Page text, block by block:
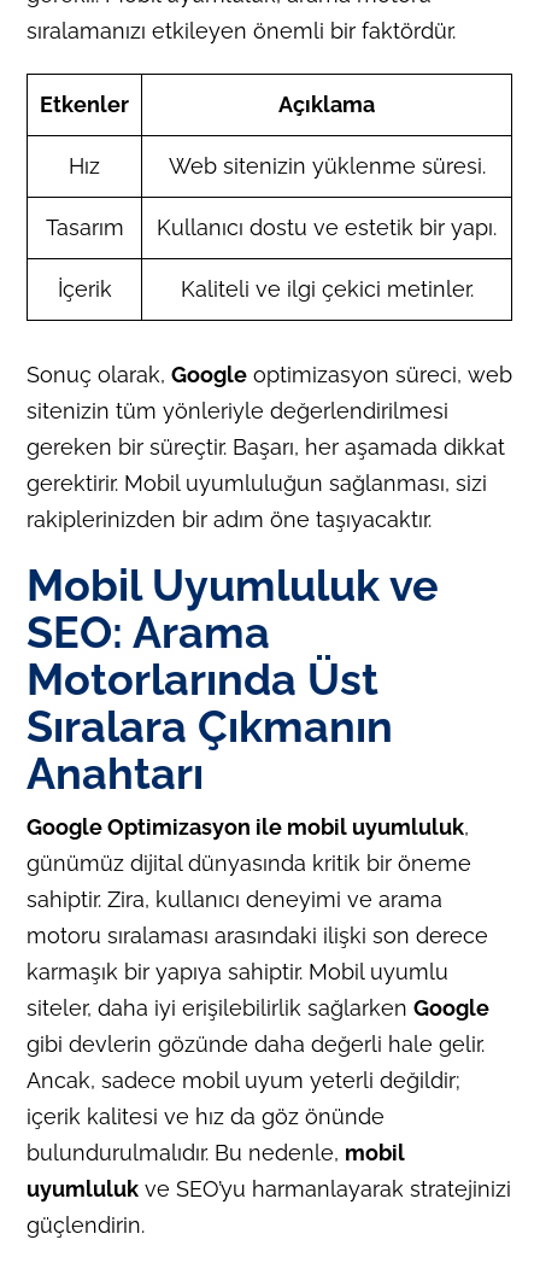
sıralamanızı etkileyen önemli bir faktördür.
Etkenler Açıklama
Hız Web sitenizin yüklenme süresi.
Tasarım Kullanıcı dostu ve estetik bir yapı.
İçerik Kaliteli ve ilgi çekici metinler.
Sonuç olarak,Google optimizasyon süreci, web
sitenizin tüm yönleriyle değerlendirilmesi
gereken bir süreçtir. Başarı, her aşamada dikkat
gerektirir. Mobil uyumluluğun sağlanması, sizi
rakiplerinizden bir adım öne taşıyacaktır.
Mobil Uyumluluk ve
SEO: Arama
Motorlarında Üst
Sıralara Çıkmanın
Anahtarı
Google Optimizasyon ile mobil uyumluluk,
günümüz dijital dünyasında kritik bir öneme
sahiptir. Zira, kullanıcı deneyimi ve arama
motoru sıralaması arasındaki ilişki son derece
karmaşık bir yapıya sahiptir. Mobil uyumlu
siteler, daha iyi erişilebilirlik sağlarkenGoogle
gibi devlerin gözünde daha değerli hale gelir.
Ancak, sadece mobil uyum yeterli değildir;
içerik kalitesi ve hız da göz önünde
bulundurulmalıdır. Bu nedenle, mobil
uyumluluk ve SEO’yu harmanlayarak stratejinizi
güçlendirin.